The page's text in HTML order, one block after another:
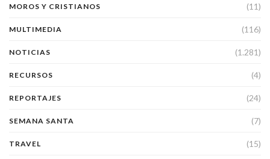
MOROS Y CRISTIANOS (11)
MULTIMEDIA (116)
NOTICIAS (1.281)
RECURSOS (4)
REPORTAJES (24)
SEMANA SANTA (7)
TRAVEL (15)